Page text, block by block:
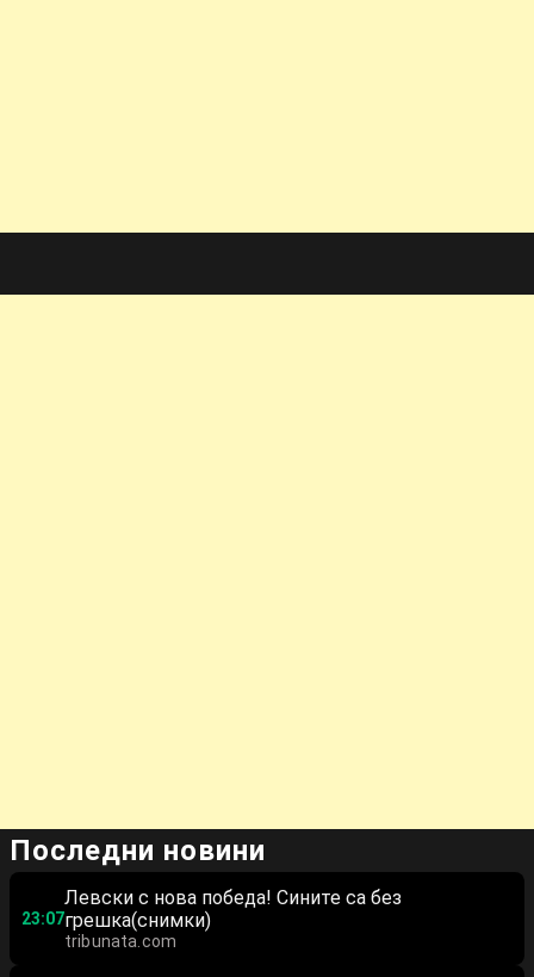
Последни новини
23:07
Левски с нова победа! Сините са без
грешка(снимки)
tribunata.com